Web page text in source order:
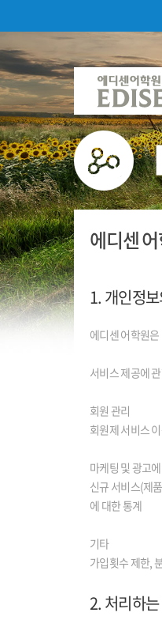
에디센
1. 개인정
에디센 어학원
서비스 제공에
회원 관리
회원제 서비스
마케팅 및 광고
신규 서비스(제
에 대한 통계
기타
가입횟수 제한,
2. 처리하